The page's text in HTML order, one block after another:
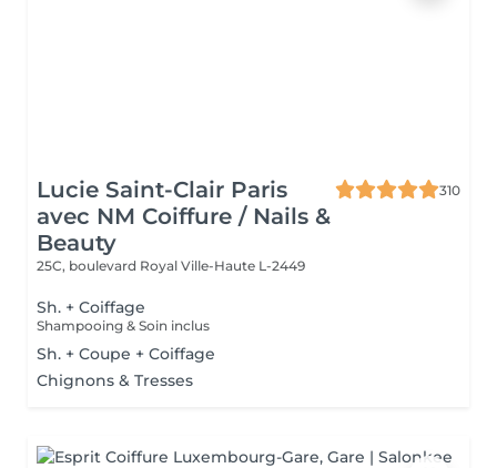
Lucie Saint-Clair Paris
avec NM Coiffure / Nails &
Beauty
310
25C, boulevard Royal Ville-Haute L-2449
Sh. + Coiffage
Shampooing & Soin inclus
Sh. + Coupe + Coiffage
Chignons & Tresses